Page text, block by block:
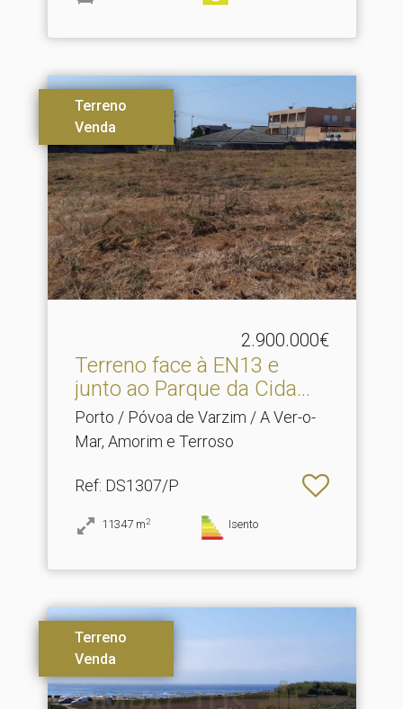
Terreno
Venda
2.900.000€
Terreno face à EN13 e
junto ao Parque da Cida.​..
Porto / Póvoa de Varzim / A Ver-o-
Mar, Amorim e Terroso
Ref: DS1307/P
11347 m2 Isento
Terreno
Venda